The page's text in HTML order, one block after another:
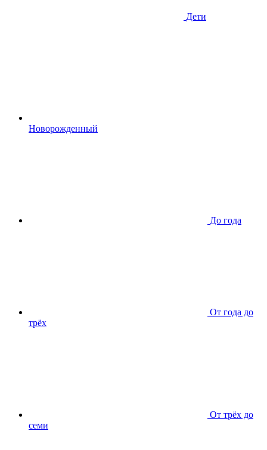
Дети
Новорожденный
До года
От года до
трёх
От трёх до
семи